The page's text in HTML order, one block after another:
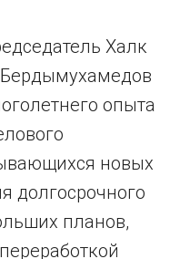
Халк
опыта
новых
долгосрочного
планов,